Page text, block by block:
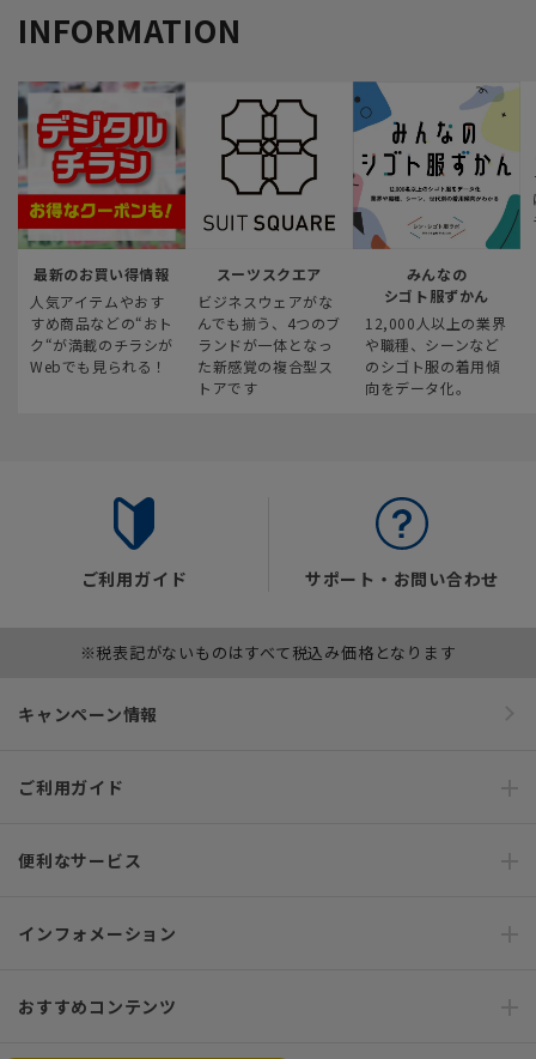
INFORMATION
最新のお買い得情報
人気アイテムやおす
すめ商品などの“おト
ク“が満載のチラシが
Webでも見られる！
スーツスクエア
ビジネスウェアがな
んでも揃う、4つのブ
ランドが一体となっ
た新感覚の複合型ス
トアです
みんなの
シゴト服ずかん
12,000人以上の業界
や職種、シーンなど
のシゴト服の着用傾
向をデータ化。
ご利用ガイド サポート・お問い合わせ
※税表記がないものはすべて税込み価格となります
キャンペーン情報
ご利用ガイド
便利なサービス
インフォメーション
おすすめコンテンツ